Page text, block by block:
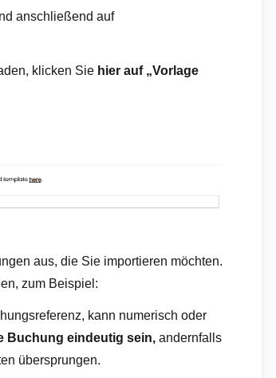
anschließend auf
klicken Sie hier auf „Vorlage
aus, die Sie importieren möchten.
zum Beispiel:
kann numerisch oder
Buchung eindeutig sein, andernfalls
übersprungen.